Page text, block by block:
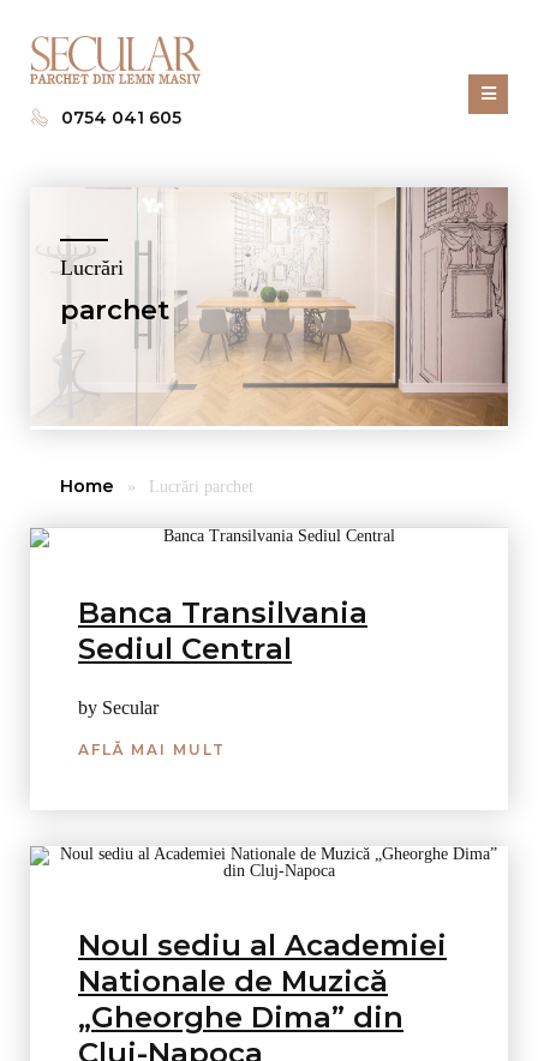
0754 041 605
Lucrări
parchet
Home » Lucrări parchet
Banca Transilvania
Sediul Central
by Secular
AFLĂ MAI MULT
Noul sediu al Academiei
Nationale de Muzică
„Gheorghe Dima” din
Cluj-Napoca